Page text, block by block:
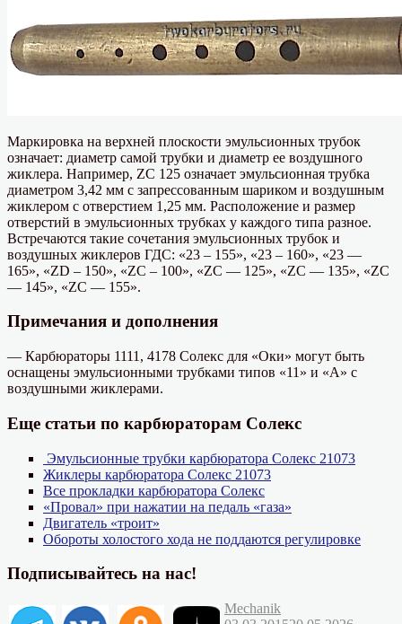
Маркировка на верхней плоскости эмульсионных трубок
означает: диаметр самой трубки и диаметр ее воздушного
жиклера. Например, ZC 125 означает эмульсионная трубка
диаметром 3,42 мм с запрессованным шариком и воздушным
жиклером с отверстием 1,25 мм. Расположение и размер
отверстий в эмульсионных трубках у каждого типа разное.
Встречаются такие сочетания эмульсионных трубок и
воздушных жиклеров ГДС: «23 – 155», «23 – 160», «23 —
165», «ZD – 150», «ZC – 100», «ZC — 125», «ZC — 135», «ZC
— 145», «ZC — 155».
Примечания и дополнения
— Карбюраторы 1111, 4178 Солекс для «Оки» могут быть
оснащены эмульсионными трубками типов «11» и «А» с
воздушными жиклерами.
Еще статьи по карбюраторам Солекс
Эмульсионные трубки карбюратора Солекс 21073
Жиклеры карбюратора Солекс 21073
Все прокладки карбюратора Солекс
«Провал» при нажатии на педаль «газа»
Двигатель «троит»
Обороты холостого хода не поддаются регулировке
Подписывайтесь на нас!
Автор
MechanikОпубликовано